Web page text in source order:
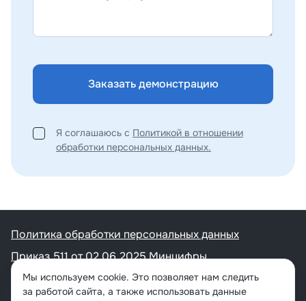
Я соглашаюсь с Политикой в отношении
обработки персональных данных.
Заказать демонстрацию
Контакты:
Политика обработки персональных данных
Приказ 511 от 02.06.2025 Минцифры
Мы используем cookie. Это позволяет нам следить
за работой сайта, а также использовать данные